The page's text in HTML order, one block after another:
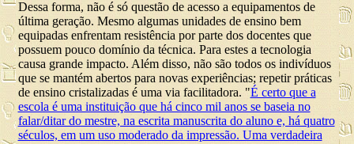
Dessa forma, não é só questão de acesso a equipamentos de
última geração. Mesmo algumas unidades de ensino bem
equipadas enfrentam resistência por parte dos docentes que
possuem pouco domínio da técnica. Para estes a tecnologia
causa grande impacto. Além disso, não são todos os indivíduos
que se mantém abertos para novas experiências; repetir práticas
de ensino cristalizadas é uma via facilitadora. "É certo que a
escola é uma instituição que há cinco mil anos se baseia no
falar/ditar do mestre, na escrita manuscrita do aluno e, há quatro
séculos, em um uso moderado da impressão. Uma verdadeira